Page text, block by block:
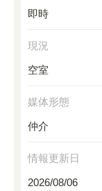
即時
現況
空室
媒体形態
仲介
情報更新日
2026/08/06